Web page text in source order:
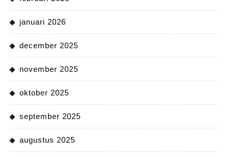
januari 2026
december 2025
november 2025
oktober 2025
september 2025
augustus 2025